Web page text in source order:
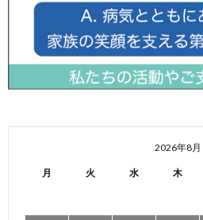
2026年8月
月 火 水 木